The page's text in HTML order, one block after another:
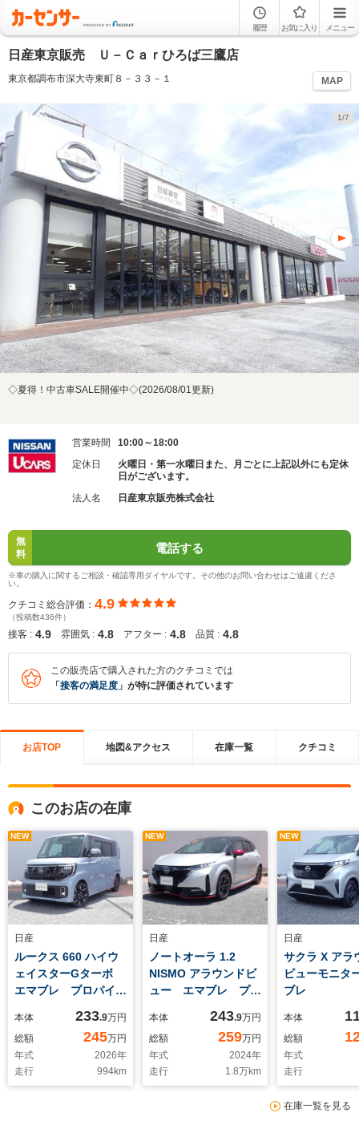
履歴 お気に入り メニュー
日産東京販売 Ｕ－Ｃａｒひろば三鷹店
東京都調布市深大寺東町８－３３－１ MAP
1/7
◇夏得！中古車SALE開催中◇(2026/08/01更新)
営業時間
10:00～18:00
定休日
火曜日・第一水曜日また、月ごとに上記以外にも定休
日がございます。
法人名
日産東京販売株式会社
無
料
電話する
※車の購入に関するご相談・確認専用ダイヤルです。その他のお問い合わせはご遠慮くださ
い。
クチコミ総合評価： 4.9
（投稿数436件）
接客 : 4.9 雰囲気 : 4.8 アフター : 4.8 品質 : 4.8
この販売店で購入された方のクチコミでは
「 接客の満足度 」が特に評価されています
お店TOP 地図&アクセス 在庫一覧 クチコミ
このお店の在庫
NEW
日産
ルークス 660 ハイウ
ェイスターGターボ
エマブレ プロパイ
ー
本体 233.9万円
総額
245万円
年式
2026年
走行
994km
NEW
日産
ノートオーラ 1.2
NISMO アラウンドビ
ュー エマブレ プロ
本体 243.9万円
総額
259万円
年式
2024年
走行
1.8万km
NEW
日産
サクラ X アラ
ビューモニ
ブレ
本体
総額
年式
走行
在庫一覧を見る